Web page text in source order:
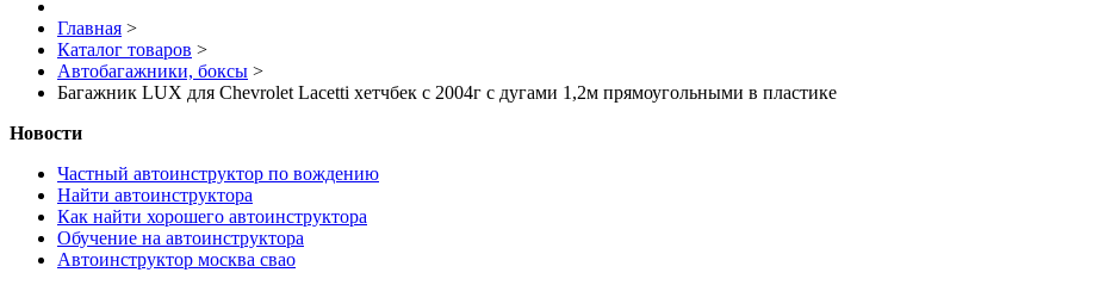
Главная >
Каталог товаров >
Автобагажники, боксы >
Багажник LUX для Chevrolet Lacetti хетчбек с 2004г с дугами 1,2м прямоугольными в пластике
Новости
Частный автоинструктор по вождению
Найти автоинструктора
Как найти хорошего автоинструктора
Обучение на автоинструктора
Автоинструктор москва свао